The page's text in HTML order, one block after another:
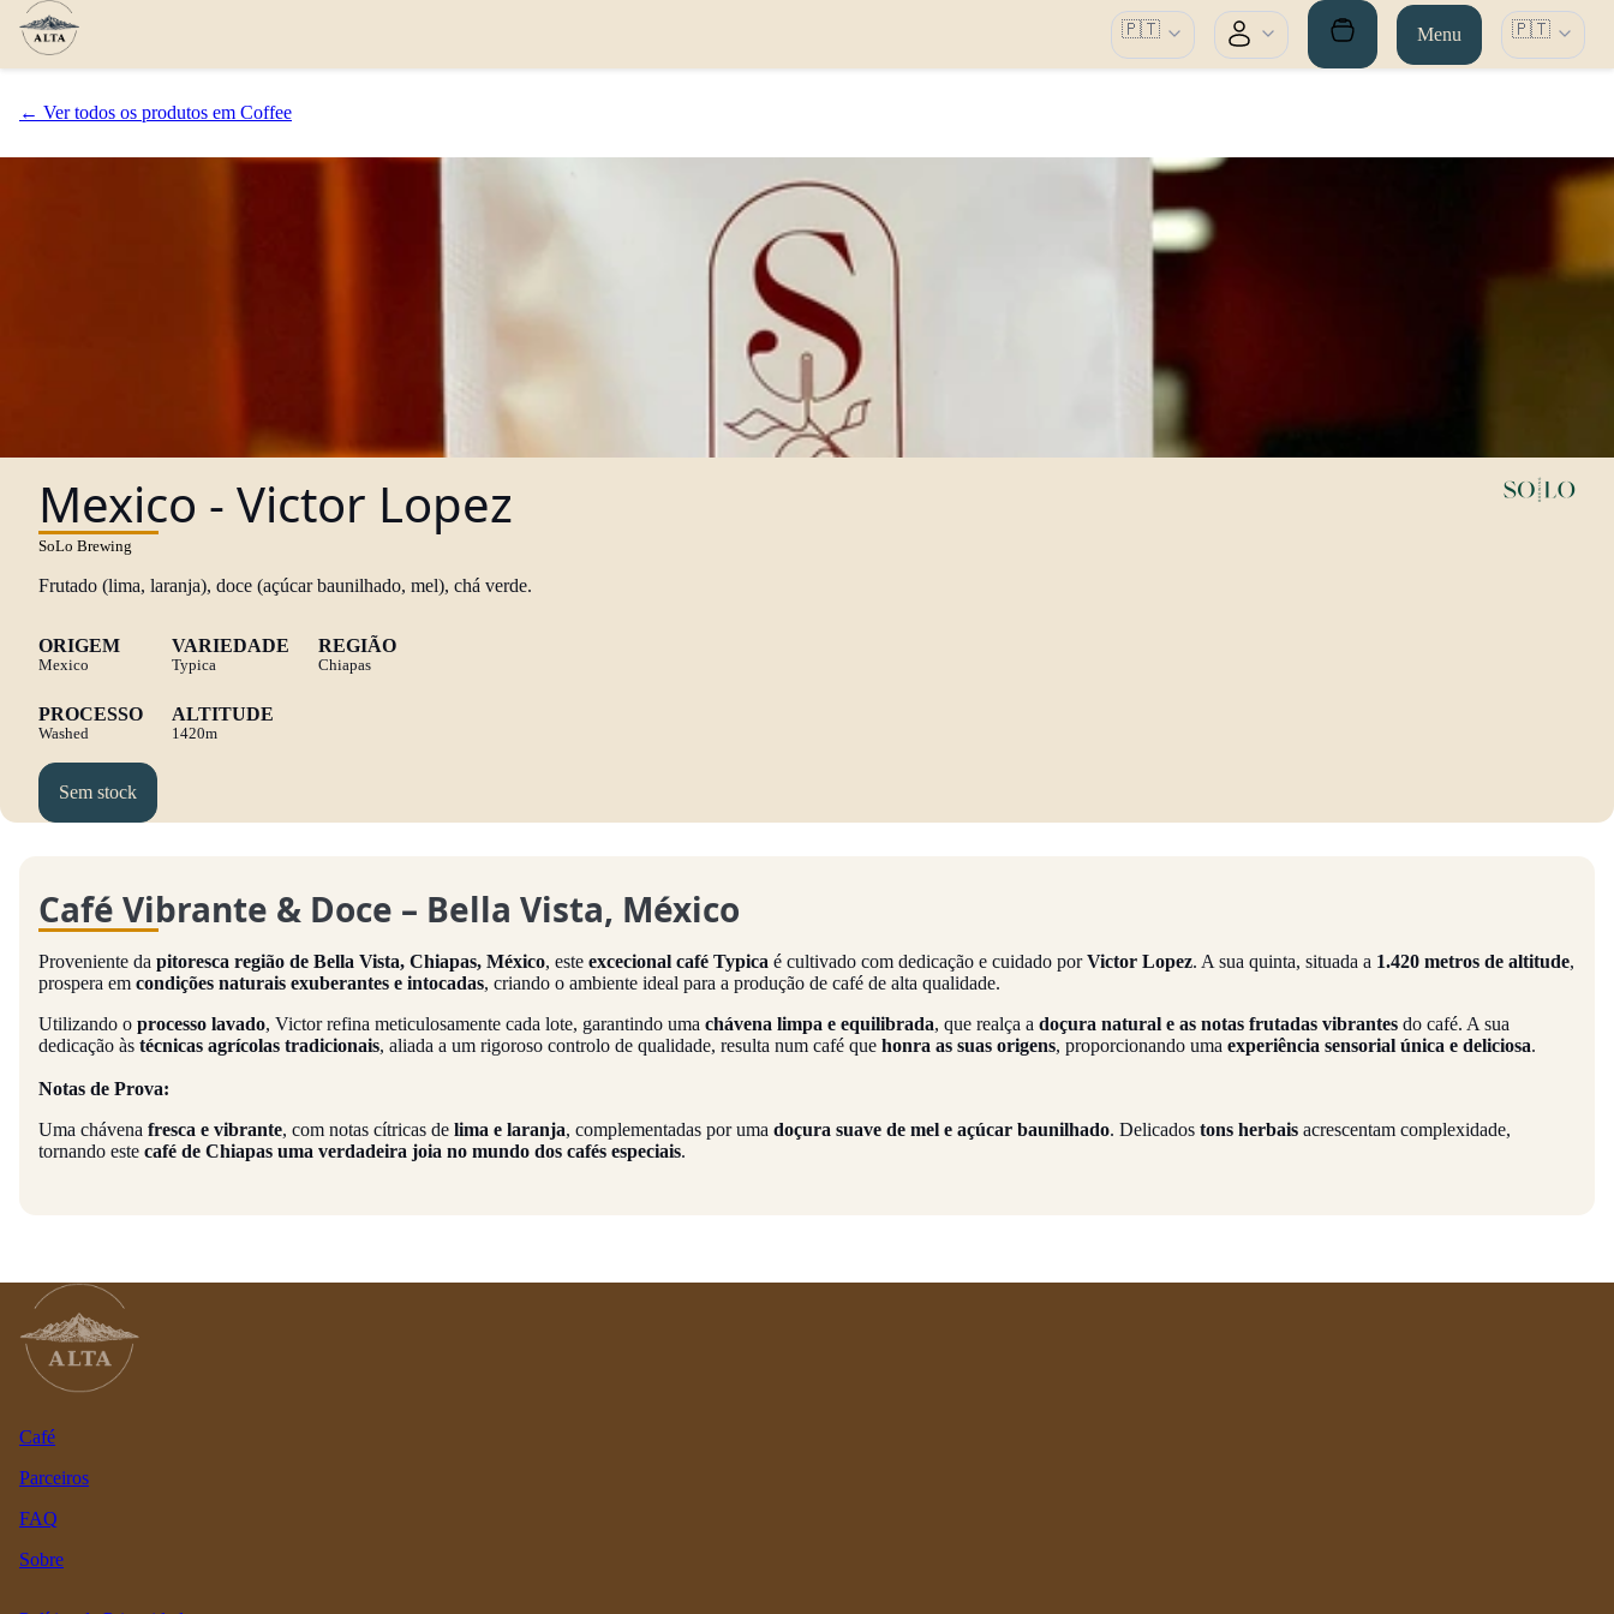
🇵🇹 Menu 🇵🇹
← Ver todos os produtos em Coffee
Mexico - Victor Lopez
SoLo Brewing
Frutado (lima, laranja), doce (açúcar baunilhado, mel), chá verde.
ORIGEM
Mexico
VARIEDADE
Typica
REGIÃO
Chiapas
PROCESSO
Washed
ALTITUDE
1420m
Sem stock
Café Vibrante & Doce – Bella Vista, México
Proveniente da pitoresca região de Bella Vista, Chiapas, México, este excecional café Typica é cultivado com dedicação e cuidado porVictor Lopez. A sua quinta, situada a 1.420 metros de altitude,
prospera em condições naturais exuberantes e intocadas, criando o ambiente ideal para a produção de café de alta qualidade.
Utilizando o processo lavado, Victor refina meticulosamente cada lote, garantindo uma chávena limpa e equilibrada, que realça a doçura natural e as notas frutadas vibrantes do café. A sua
dedicação às técnicas agrícolas tradicionais, aliada a um rigoroso controlo de qualidade, resulta num café que honra as suas origens, proporcionando uma experiência sensorial única e deliciosa.
Notas de Prova:
Uma chávena fresca e vibrante, com notas cítricas de lima e laranja, complementadas por uma doçura suave de mel e açúcar baunilhado. Delicados tons herbais acrescentam complexidade,
tornando este café de Chiapas uma verdadeira joia no mundo dos cafés especiais.
Café
Parceiros
FAQ
Sobre